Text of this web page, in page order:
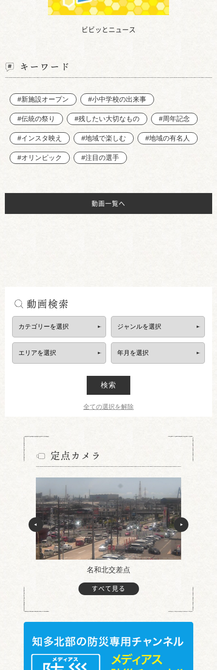
ビビッとニュース
キーワード
#新施設オープン #小中学校の出来事
#伝統の祭り #残したい大切なもの #周年記念
#インスタ映え #地域で楽しむ #地域の有名人
#オリンピック #注目の選手
動画一覧へ
動画検索
検索
全ての選択を解除
定点カメラ
名和北交差点
すべて見る